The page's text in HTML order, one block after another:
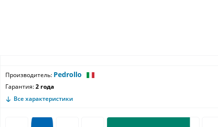
Производитель: Pedrollo
Гарантия:2 года
Все характеристики